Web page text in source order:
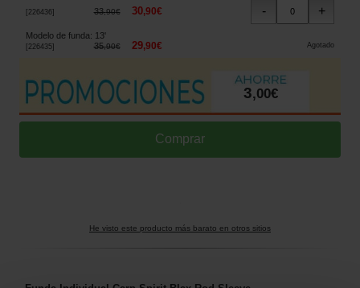
226436] 33,90€ 30,90€
Modelo de funda: 13'
226435] 35,90€ 29,90€ Agotado
3,00€
He visto este producto más barato en otros sitios